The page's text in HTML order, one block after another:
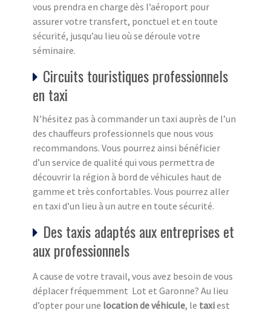
vous prendra en charge dès l’aéroport pour
assurer votre transfert, ponctuel et en toute
sécurité, jusqu’au lieu où se déroule votre
séminaire.
Circuits touristiques professionnels
en taxi
N’hésitez pas à commander un taxi auprès de l’un
des chauffeurs professionnels que nous vous
recommandons. Vous pourrez ainsi bénéficier
d’un service de qualité qui vous permettra de
découvrir la région à bord de véhicules haut de
gamme et très confortables. Vous pourrez aller
en taxi d’un lieu à un autre en toute sécurité.
Des taxis adaptés aux entreprises et
aux professionnels
A cause de votre travail, vous avez besoin de vous
déplacer fréquemment Lot et Garonne? Au lieu
d’opter pour une location de véhicule, le taxiest